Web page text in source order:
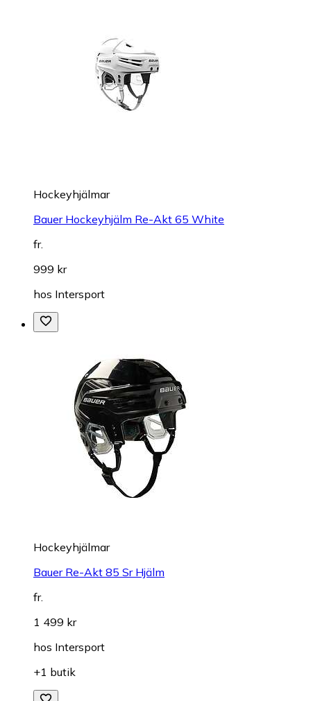
Hockeyhjälmar
Bauer Hockeyhjälm Re-Akt 65 White
fr.
999 kr
hos Intersport
Hockeyhjälmar
Bauer Re-Akt 85 Sr Hjälm
fr.
1 499 kr
hos Intersport
+1 butik